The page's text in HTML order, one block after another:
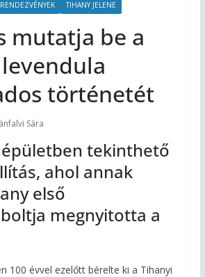
RENDEZVÉNYEK TIHANY JELENE
mutatja be a
történetét
Sára
tekinthető
ahol annak
első
megnyitotta a
100 évvel ezelőtt bérelte ki a Tihanyi